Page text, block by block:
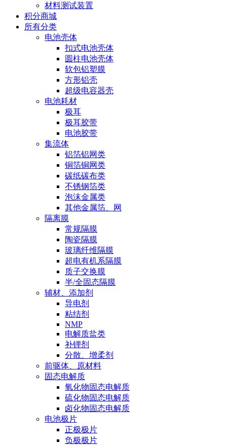
材料测试装置
积分商城
所有分类
电池壳体
扣式电池壳体
圆柱电池壳体
软包铝塑膜
方形铝壳
超级电容器壳
电池耗材
极耳
极耳胶带
电池胶带
集流体
铝箔铝网类
铜箔铜网类
碳纸碳布类
不锈钢箔类
泡沫金属类
其他金属箔、网
隔离膜
常规隔膜
陶瓷隔膜
玻璃纤维隔膜
超电有机系隔膜
质子交换膜
半/全固态隔膜
辅材、添加剂
导电剂
粘结剂
NMP
电解质盐类
补锂剂
分散、增柔剂
前驱体、原材料
固态电解质
氧化物固态电解质
硫化物固态电解质
卤化物固态电解质
电池极片
正极极片
负极极片